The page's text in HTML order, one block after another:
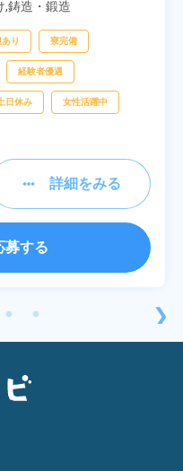
,鋳造・鍛造
り 寮完備
経験者優遇
日休み 女性活躍中
詳細をみる
募する
❯